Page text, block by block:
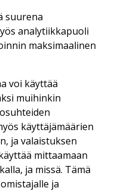
suurena
analytiikkapuoli
maksimaalinen
voi käyttää
muihinkin
käyttäjämäärien
ja valaistuksen
mittaamaan
ja missä. Tämä
ja